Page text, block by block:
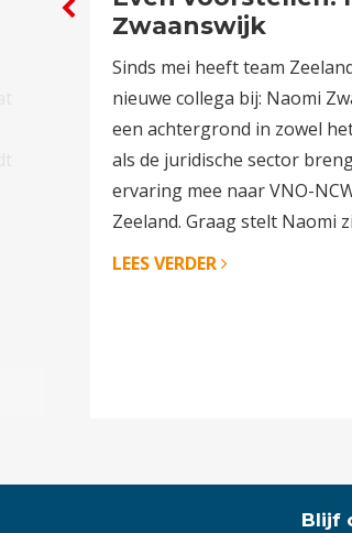
Zwaanswijk
Sinds mei heeft team
nieuwe collega bij: Naomi
een achtergrond in zowel
als de juridische sector
ervaring mee naar VNO-
Zeeland. Graag stelt Naomi
LEES VERDER
Blijf